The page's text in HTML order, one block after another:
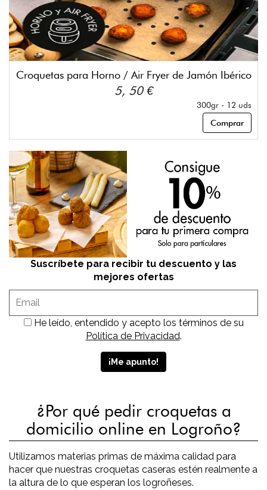
Croquetas para Horno / Air Fryer de Jamón Ibérico
5, 50 €
300gr - 12 uds
Comprar
Suscríbete para recibir tu descuento y las
mejores ofertas
He leído, entendido y acepto los términos de su
Política de Privacidad.
¿Por qué pedir croquetas a
domicilio online en Logroño?
Utilizamos materias primas de máxima calidad para
hacer que nuestras croquetas caseras estén realmente a
la altura de lo que esperan los logroñeses.